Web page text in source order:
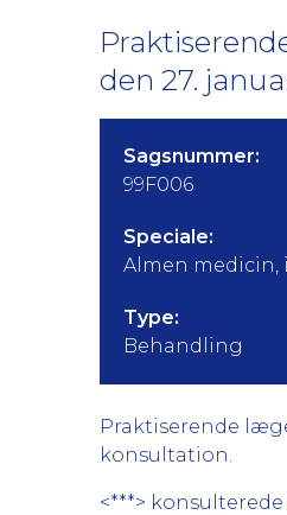
den 27.
Sagsnummer:
99F006
Speciale:
Almen
Type:
Behandling
Praktiserende
konsultation.
<***>